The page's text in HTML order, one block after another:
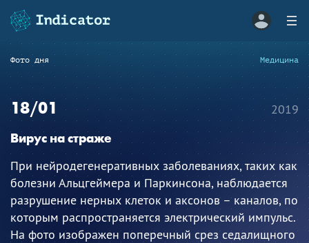
Фото дня Медицина
18/01
Вирус на страже
При нейродегенеративных заболеваниях, таких как
болезни Альцгеймера и Паркинсона, наблюдается
разрушение нерных клеток и аксонов – каналов, по
которым распространяется электрический импульс.
На фото изображен поперечный срез седалищного
2019